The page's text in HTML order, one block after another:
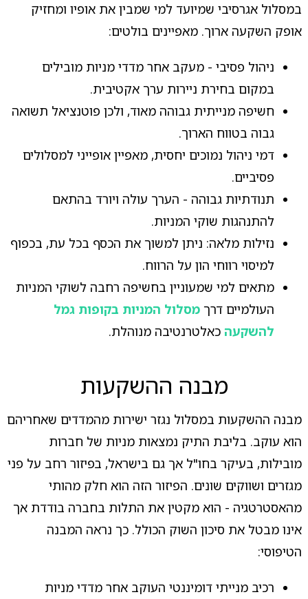
במסלול אגרסיבי שמיועד למי שמבין את אופיו ומחזיק
אופק השקעה ארוך. מאפיינים בולטים:
ניהול פסיבי - מעקב אחר מדדי מניות מובילים
במקום בחירת ניירות ערך אקטיבית.
חשיפה מנייתית גבוהה מאוד, ולכן פוטנציאל תשואה
גבוה בטווח הארוך.
דמי ניהול נמוכים יחסית, מאפיין אופייני למסלולים
פסיביים.
תנודתיות גבוהה - הערך עולה ויורד בהתאם
להתנהגות שוקי המניות.
נזילות מלאה: ניתן למשוך את הכסף בכל עת, בכפוף
למיסוי רווחי הון על הרווח.
מתאים למי שמעוניין בחשיפה רחבה לשוקי המניות
העולמיים דרך מסלול המניות בקופות גמל
להשקעהכאלטרנטיבה מנוהלת.
מבנה ההשקעות
מבנה ההשקעות במסלול נגזר ישירות מהמדדים שאחריהם
הוא עוקב. בליבת התיק נמצאות מניות של חברות
מובילות, בעיקר בחו"ל אך גם בישראל, בפיזור רחב על פני
מגזרים ושווקים שונים. הפיזור הזה הוא חלק מהותי
מהאסטרטגיה - הוא מקטין את התלות בחברה בודדת אך
אינו מבטל את סיכון השוק הכולל. כך נראה המבנה
הטיפוסי:
רכיב מנייתי דומיננטי העוקב אחר מדדי מניות